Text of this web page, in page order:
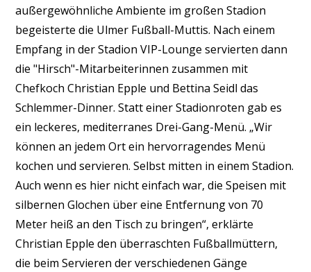
außergewöhnliche Ambiente im großen Stadion
begeisterte die Ulmer Fußball-Muttis. Nach einem
Empfang in der Stadion VIP-Lounge servierten dann
die "Hirsch"-Mitarbeiterinnen zusammen mit
Chefkoch Christian Epple und Bettina Seidl das
Schlemmer-Dinner. Statt einer Stadionroten gab es
ein leckeres, mediterranes Drei-Gang-Menü. „Wir
können an jedem Ort ein hervorragendes Menü
kochen und servieren. Selbst mitten in einem Stadion.
Auch wenn es hier nicht einfach war, die Speisen mit
silbernen Glochen über eine Entfernung von 70
Meter heiß an den Tisch zu bringen“, erklärte
Christian Epple den überraschten Fußballmüttern,
die beim Servieren der verschiedenen Gänge